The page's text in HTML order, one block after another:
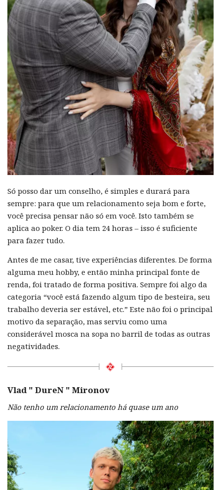
Só posso dar um conselho, é simples e durará para
sempre: para que um relacionamento seja bom e forte,
você precisa pensar não só em você. Isto também se
aplica ao poker. O dia tem 24 horas – isso é suficiente
para fazer tudo.
Antes de me casar, tive experiências diferentes. De forma
alguma meu hobby, e então minha principal fonte de
renda, foi tratado de forma positiva. Sempre foi algo da
categoria “você está fazendo algum tipo de besteira, seu
trabalho deveria ser estável, etc.” Este não foi o principal
motivo da separação, mas serviu como uma
considerável mosca na sopa no barril de todas as outras
negatividades.
Vlad " DureN " Mironov
Não tenho um relacionamento há quase um ano